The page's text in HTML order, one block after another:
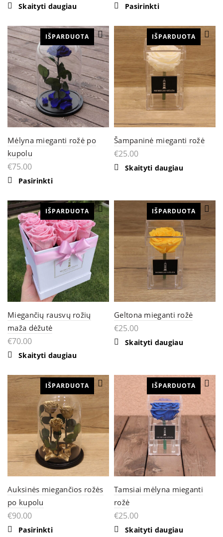
Skaityti daugiau Pasirinkti
IŠPARDUOTA
Mėlyna mieganti rožė po
kupolu
€75.00
Pasirinkti
IŠPARDUOTA
Šampaninė mieganti rožė
€25.00
Skaityti daugiau
IŠPARDUOTA
Miegančių rausvų rožių
maža dėžutė
€70.00
Skaityti daugiau
IŠPARDUOTA
Geltona mieganti rožė
€25.00
Skaityti daugiau
IŠPARDUOTA
Auksinės miegančios rožės
po kupolu
€90.00
Pasirinkti
IŠPARDUOTA
Tamsiai mėlyna mieganti
rožė
€25.00
Skaityti daugiau